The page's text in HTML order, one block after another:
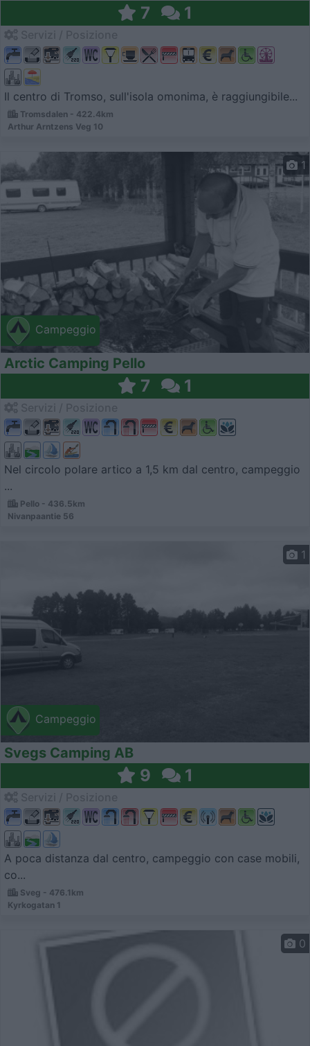
7 1
Il centro di Tromso, sull'isola omonima, è raggiungibile...
Tromsdalen - 422.4km
Arthur Arntzens Veg 10
Campeggio
1
Arctic Camping Pello
7 1
Nel circolo polare artico a 1,5 km dal centro, campeggio
...
Pello - 436.5km
Nivanpaantie 56
Campeggio
1
Svegs Camping AB
9 1
A poca distanza dal centro, campeggio con case mobili,
co...
Sveg - 476.1km
Kyrkogatan 1
0